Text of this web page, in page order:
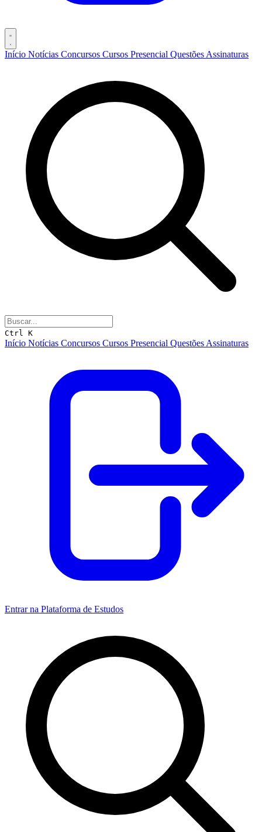
Início Notícias Concursos Cursos Presencial Questões Assinaturas
Ctrl K
Início Notícias Concursos Cursos Presencial Questões Assinaturas
Entrar na Plataforma de Estudos